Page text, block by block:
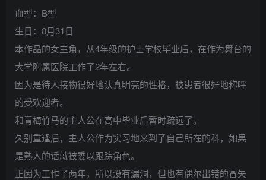
血型：B型
生日：8月31日
本作品的女主角，从4年级的护士学校毕业后，在作为舞台的
大学附属医院工作了2年左右。
因为是待人接物很好地认真明亮的性格，被患者很好地称呼
的受欢迎者。
和青梅竹马的主人公在高中毕业后暂时疏远了。
久别重逢后，主人公作为实习地来到了自己所在的科，如果
是熟人的话就被委以跟踪角色。
正因为工作了两年，所以没有漏洞，但也有偶尔出错的冒失